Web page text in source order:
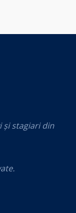
și stagiari din